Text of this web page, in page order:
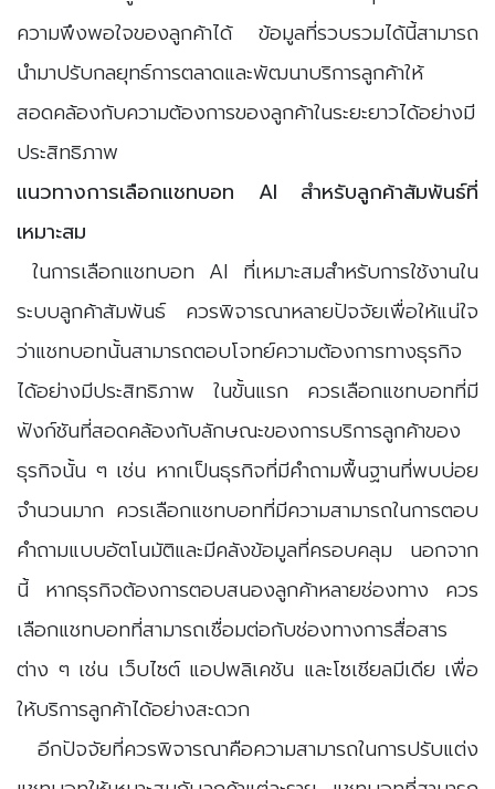
ความพึงพอใจของลูกค้าได้ ข้อมูลที่รวบรวมได้นี้สามารถ
นำมาปรับกลยุทธ์การตลาดและพัฒนาบริการลูกค้าให้
สอดคล้องกับความต้องการของลูกค้าในระยะยาวได้อย่างมี
ประสิทธิภาพ
แนวทางการเลือกแชทบอท AI สำหรับลูกค้าสัมพันธ์ที่
เหมาะสม
ในการเลือกแชทบอท AI ที่เหมาะสมสำหรับการใช้งานใน
ระบบลูกค้าสัมพันธ์ ควรพิจารณาหลายปัจจัยเพื่อให้แน่ใจ
ว่าแชทบอทนั้นสามารถตอบโจทย์ความต้องการทางธุรกิจ
ได้อย่างมีประสิทธิภาพ ในขั้นแรก ควรเลือกแชทบอทที่มี
ฟังก์ชันที่สอดคล้องกับลักษณะของการบริการลูกค้าของ
ธุรกิจนั้น ๆ เช่น หากเป็นธุรกิจที่มีคำถามพื้นฐานที่พบบ่อย
จำนวนมาก ควรเลือกแชทบอทที่มีความสามารถในการตอบ
คำถามแบบอัตโนมัติและมีคลังข้อมูลที่ครอบคลุม นอกจาก
นี้ หากธุรกิจต้องการตอบสนองลูกค้าหลายช่องทาง ควร
เลือกแชทบอทที่สามารถเชื่อมต่อกับช่องทางการสื่อสาร
ต่าง ๆ เช่น เว็บไซต์ แอปพลิเคชัน และโซเชียลมีเดีย เพื่อ
ให้บริการลูกค้าได้อย่างสะดวก
อีกปัจจัยที่ควรพิจารณาคือความสามารถในการปรับแต่ง